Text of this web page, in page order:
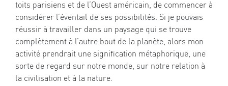
toits parisiens et de l’Ouest américain, de commencer à
considérer l’éventail de ses possibilités. Si je pouvais
réussir à travailler dans un paysage qui se trouve
complètement à l’autre bout de la planète, alors mon
activité prendrait une signification métaphorique, une
sorte de regard sur notre monde, sur notre relation à
la civilisation et à la nature.